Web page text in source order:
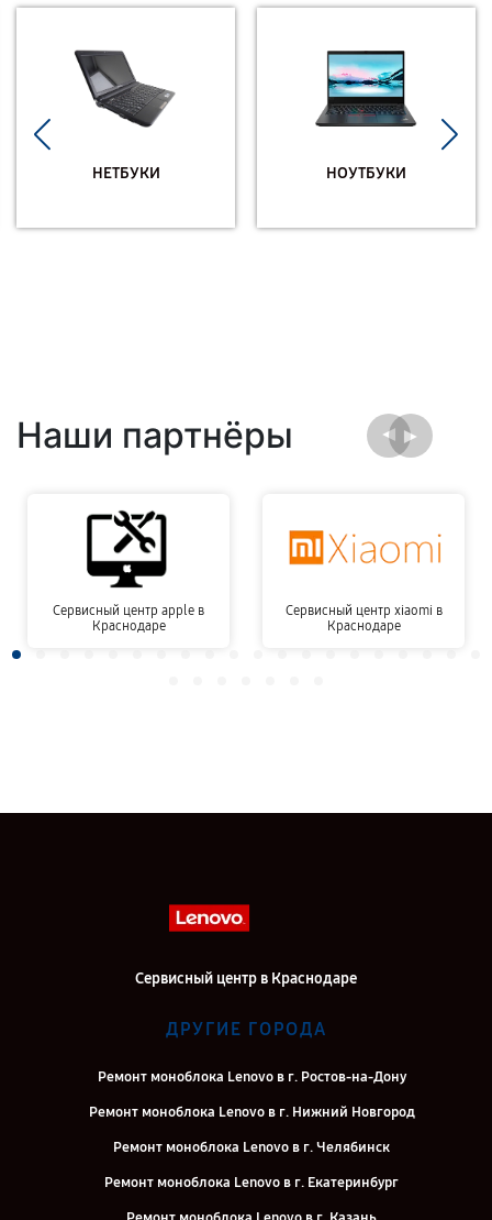
НЕТБУКИ НОУТБУКИ
Наши партнёры
Сервисный центр apple в
Краснодаре
Сервисный центр xiaomi в
Краснодаре
Сервисный центр в Краснодаре
ДРУГИЕ ГОРОДА
Ремонт моноблока Lenovo в г. Ростов-на-Дону
Ремонт моноблока Lenovo в г. Нижний Новгород
Ремонт моноблока Lenovo в г. Челябинск
Ремонт моноблока Lenovo в г. Екатеринбург